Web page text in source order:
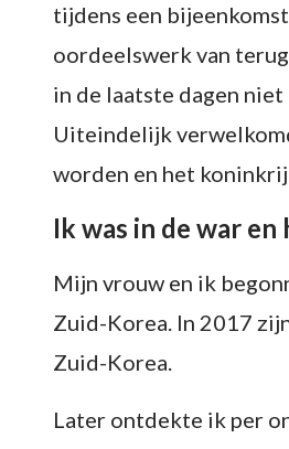
tijdens een
oordeelswerk van
in de laatste dagen
Uiteindelijk
worden en het
Ik was in de war
Mijn vrouw en ik
Zuid-Korea. In 2017
Zuid-Korea.
Later ontdekte ik per